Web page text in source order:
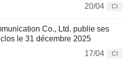
20/04
CI
Co., Ltd. publie ses
le 31 décembre 2025
17/04
CI